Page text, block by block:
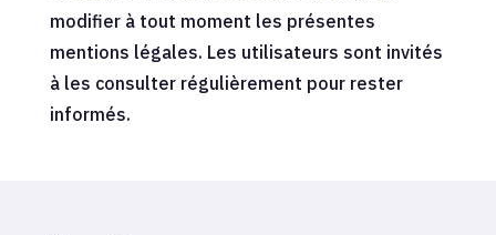
modifier à tout moment les présentes
mentions légales. Les utilisateurs sont invités
à les consulter régulièrement pour rester
informés.